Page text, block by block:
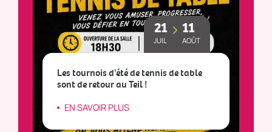
21
JUIL
11
AOÛT
Les tournois d'été de tennis de table
sont de retour au Teil !
EN SAVOIR PLUS